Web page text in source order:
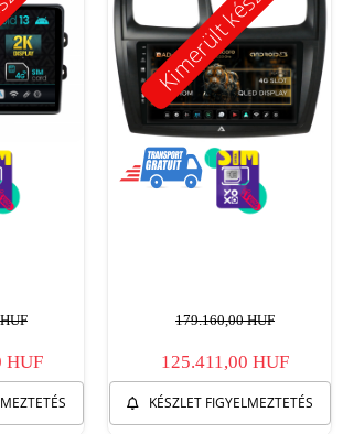
HUF
Kimerült készlet
179.160,00 HUF
125.411,00 HUF
KÉSZLET FIGYELMEZTETÉS